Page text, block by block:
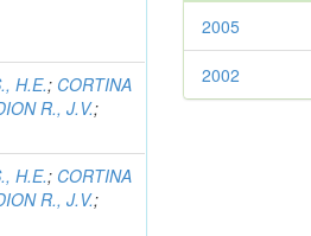
H.E.; CORTINA
R., J.V.;
H.E.; CORTINA
R., J.V.;
2005
2002